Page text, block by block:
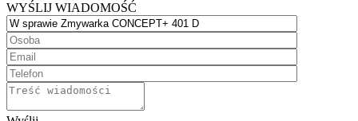
WYŚLIJ WIADOMOŚĆ